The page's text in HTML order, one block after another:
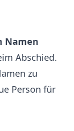
Namen
Abschied.
zu
Person für